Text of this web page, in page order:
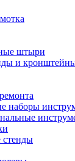
штыри
и
наборы
стенды